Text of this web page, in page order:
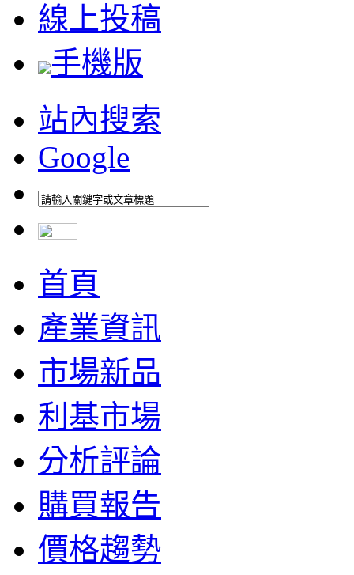
線上投稿
手機版
站內搜索
Google
首頁
產業資訊
市場新品
利基市場
分析評論
購買報告
價格趨勢